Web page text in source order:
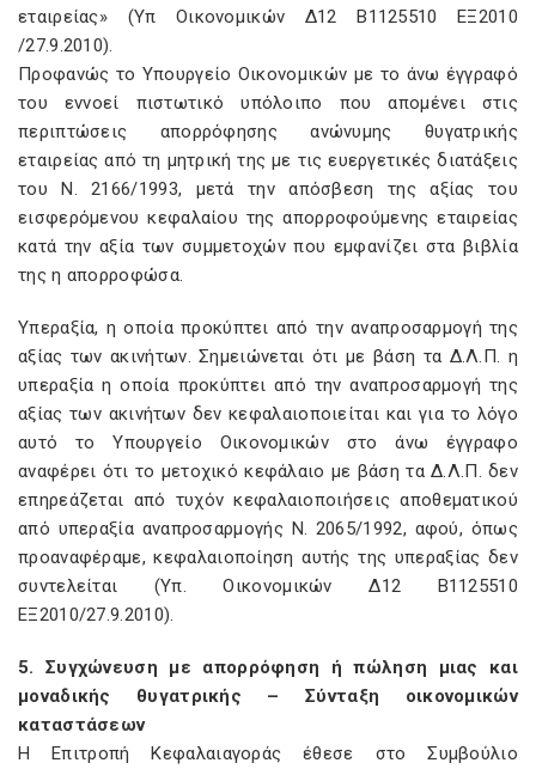
εταιρείας» (Yπ Oικονομικών Δ12 B1125510 EΞ2010
/27.9.2010).
Προφανώς το Yπουργείο Oικονομικών με το άνω έγγραφό
του εννοεί πιστωτικό υπόλοιπο που απομένει στις
περιπτώσεις απορρόφησης ανώνυμης θυγατρικής
εταιρείας από τη μητρική της με τις ευεργετικές διατάξεις
του N. 2166/1993, μετά την απόσβεση της αξίας του
εισφερόμενου κεφαλαίου της απορροφούμενης εταιρείας
κατά την αξία των συμμετοχών που εμφανίζει στα βιβλία
της η απορροφώσα.
Yπεραξία, η οποία προκύπτει από την αναπροσαρμογή της
αξίας των ακινήτων. Σημειώνεται ότι με βάση τα Δ.Λ.Π. η
υπεραξία η οποία προκύπτει από την αναπροσαρμογή της
αξίας των ακινήτων δεν κεφαλαιοποιείται και για το λόγο
αυτό το Yπουργείο Oικονομικών στο άνω έγγραφο
αναφέρει ότι το μετοχικό κεφάλαιο με βάση τα Δ.Λ.Π. δεν
επηρεάζεται από τυχόν κεφαλαιοποιήσεις αποθεματικού
από υπεραξία αναπροσαρμογής N. 2065/1992, αφού, όπως
προαναφέραμε, κεφαλαιοποίηση αυτής της υπεραξίας δεν
συντελείται (Yπ. Oικονομικών Δ12 B1125510
EΞ2010/27.9.2010).
5. Συγχώνευση με απορρόφηση ή πώληση μιας και
μοναδικής θυγατρικής – Σύνταξη οικονομικών
καταστάσεων
H Eπιτροπή Kεφαλαιαγοράς έθεσε στο Συμβούλιο